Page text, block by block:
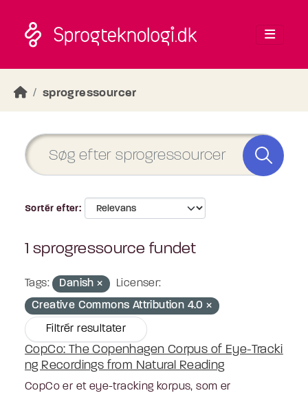
sprogressourcer
Sortér efter
1 sprogressource fundet
Tags: Danish
Licenser:
Creative Commons Attribution 4.0
Filtrér resultater
CopCo: The Copenhagen Corpus of Eye-Tracki
ng Recordings from Natural Reading
CopCo er et eye-tracking korpus, som er